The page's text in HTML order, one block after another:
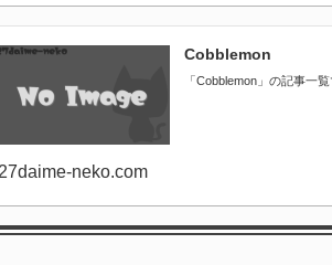
Cobblemon
「Cobblemon」の記事一
27daime-neko.com